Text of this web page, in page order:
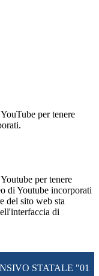
per tenere
per tenere
di Youtube incorporati
del sito web sta
di
STATALE "01